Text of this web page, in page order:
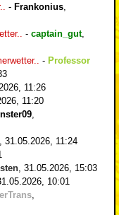
- Frankonius,
- captain_gut,
- Professor
11:26
11:20
,
, 31.05.2026, 11:24
, 31.05.2026, 15:03
10:01
,